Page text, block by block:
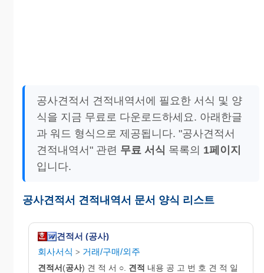
공사견적서 견적내역서에 필요한 서식 및 양
식을 지금 무료로 다운로드하세요. 아래한글
과 워드 형식으로 제공됩니다. "공사견적서
견적내역서" 관련 무료 서식 목록의 1페이지
입니다.
공사견적서 견적내역서 문서 양식 리스트
견적서 (공사)
회사서식 > 거래/구매/외주
견적서(공사) 견 적 서 ○. 견적 내용 공 고 번 호 견 적 일